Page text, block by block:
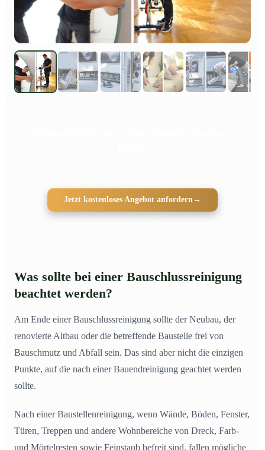
Jetzt kostenloses Angebot anfordern→
Was sollte bei einer Bauschlussreinigung
beachtet werden?
Am Ende einer Bauschlussreinigung sollte der Neubau, der
renovierte Altbau oder die betreffende Baustelle frei von
Bauschmutz und Abfall sein. Das sind aber nicht die einzigen
Punkte, auf die nach einer Bauendreinigung geachtet werden
sollte.
Nach einer Baustellenreinigung, wenn Wände, Böden, Fenster,
Türen, Treppen und andere Wohnbereiche von Dreck, Farb-
und Mörtelresten sowie Feinstaub befreit sind, fallen mögliche